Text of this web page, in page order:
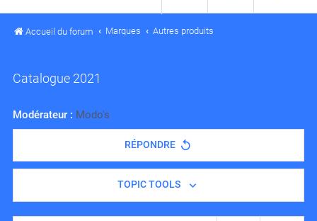
Accueil du forum Marques Autres produits
Catalogue 2021
Modérateur : Modo's
RÉPONDRE
TOPIC TOOLS